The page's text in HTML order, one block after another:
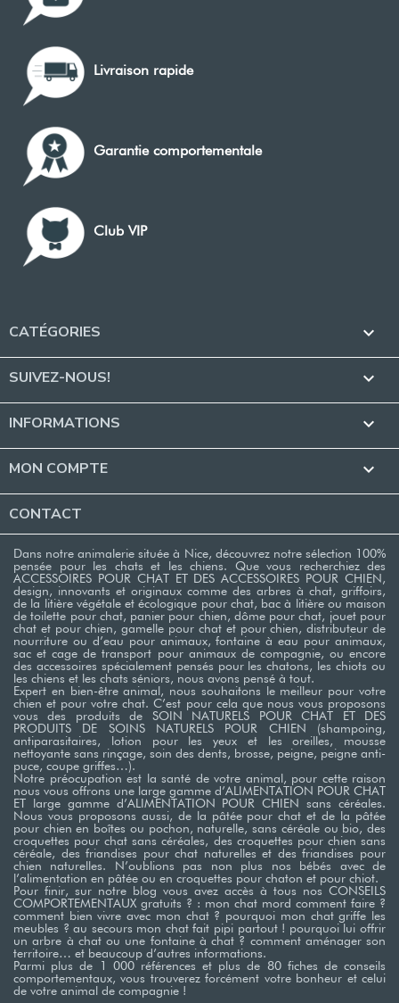
Livraison rapide
Garantie comportementale
Club VIP
CATÉGORIES 
SUIVEZ-NOUS! 
INFORMATIONS 
MON COMPTE 
CONTACT
Dans notre animalerie située à Nice, découvrez notre sélection 100%
pensée pour les chats et les chiens. Que vous recherchiez des
ACCESSOIRES POUR CHAT ET DES ACCESSOIRES POUR CHIEN,
design, innovants et originaux comme des arbres à chat, griffoirs,
de la litière végétale et écologique pour chat, bac à litière ou maison
de toilette pour chat, panier pour chien, dôme pour chat, jouet pour
chat et pour chien, gamelle pour chat et pour chien, distributeur de
nourriture ou d’eau pour animaux, fontaine à eau pour animaux,
sac et cage de transport pour animaux de compagnie, ou encore
des accessoires spécialement pensés pour les chatons, les chiots ou
les chiens et les chats séniors, nous avons pensé à tout.
Expert en bien-être animal, nous souhaitons le meilleur pour votre
chien et pour votre chat. C’est pour cela que nous vous proposons
vous des produits de SOIN NATURELS POUR CHAT ET DES
PRODUITS DE SOINS NATURELS POUR CHIEN (shampoing,
antiparasitaires, lotion pour les yeux et les oreilles, mousse
nettoyante sans rinçage, soin des dents, brosse, peigne, peigne anti-
puce, coupe griffes…). ​
Notre préocupation est la santé de votre animal, pour cette raison
nous vous offrons une large gamme d’ALIMENTATION POUR CHAT
ET large gamme d’ALIMENTATION POUR CHIEN sans céréales.
Nous vous proposons aussi, de la pâtée pour chat et de la pâtée
pour chien en boîtes ou pochon, naturelle, sans céréale ou bio, des
croquettes pour chat sans céréales, des croquettes pour chien sans
céréale, des friandises pour chat naturelles et des friandises pour
chien naturelles. N’oublions pas non plus nos bébés avec de
l’alimentation en pâtée ou en croquettes pour chaton et pour chiot. ​
Pour finir, sur notre blog vous avez accès à tous nos CONSEILS
COMPORTEMENTAUX gratuits ? : mon chat mord comment faire ?
comment bien vivre avec mon chat ? pourquoi mon chat griffe les
meubles ? au secours mon chat fait pipi partout ! pourquoi lui offrir
un arbre à chat ou une fontaine à chat ? comment aménager son
territoire… et beaucoup d’autres informations. ​
Parmi plus de 1 000 références et plus de 80 fiches de conseils
comportementaux, vous trouverez forcément votre bonheur et celui
de votre animal de compagnie !